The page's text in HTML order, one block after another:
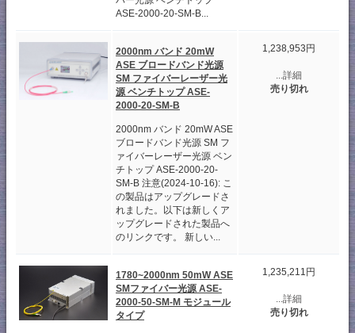
ASE-2000-20-SM-B...
2000nm バンド 20mW
ASE ブロードバンド光源
SM ファイバーレーザー光
源 ベンチトップ ASE-
2000-20-SM-B
2000nm バンド 20mW ASE
ブロードバンド光源 SM フ
ァイバーレーザー光源 ベン
チトップ ASE-2000-20-
SM-B 注意(2024-10-16): こ
の製品はアップグレードさ
れました。以下は新しくア
ップグレードされた製品へ
のリンクです。 新しい...
1,238,953円
...詳細
売り切れ
1780~2000nm 50mW ASE
SMファイバー光源 ASE-
2000-50-SM-M モジュール
タイプ
1,235,211円
...詳細
売り切れ